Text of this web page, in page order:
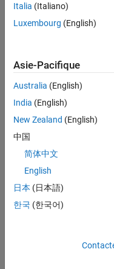
traduites.
Effectuez
lieu
pour
l’ensemble
des
opportunités
votre
région.
Senior Software
Senior
Engineer
Italia (Italiano)
Luxembourg (English)
Asie-Pacifique
Australia (English)
India (English)
New Zealand (English)
中国
简体中文
English
日本 (日本語)
한국 (한국어)